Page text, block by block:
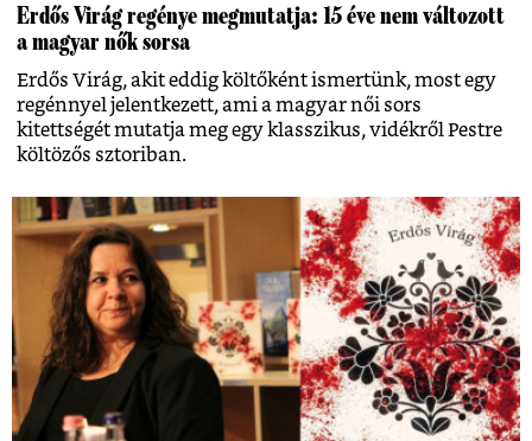
Erdős Virág regénye megmutatja: 15 éve nem változott
a magyar nők sorsa
Erdős Virág, akit eddig költőként ismertünk, most egy
regénnyel jelentkezett, ami a magyar női sors
kitettségét mutatja meg egy klasszikus, vidékről Pestre
költözős sztoriban.